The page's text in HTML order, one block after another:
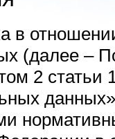
в
(далее –
2 статьи